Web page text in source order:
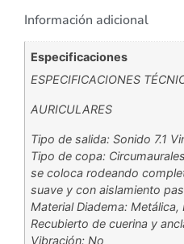
Información adicional
Especificaciones
ESPECIFICACIONES
AURICULARES
Tipo de salida: Sonido 7.1
Tipo de copa:
se coloca rodeando
suave y con aislamiento
Material Diadema: Metálica,
Recubierto de cuerina y
Vibración: No